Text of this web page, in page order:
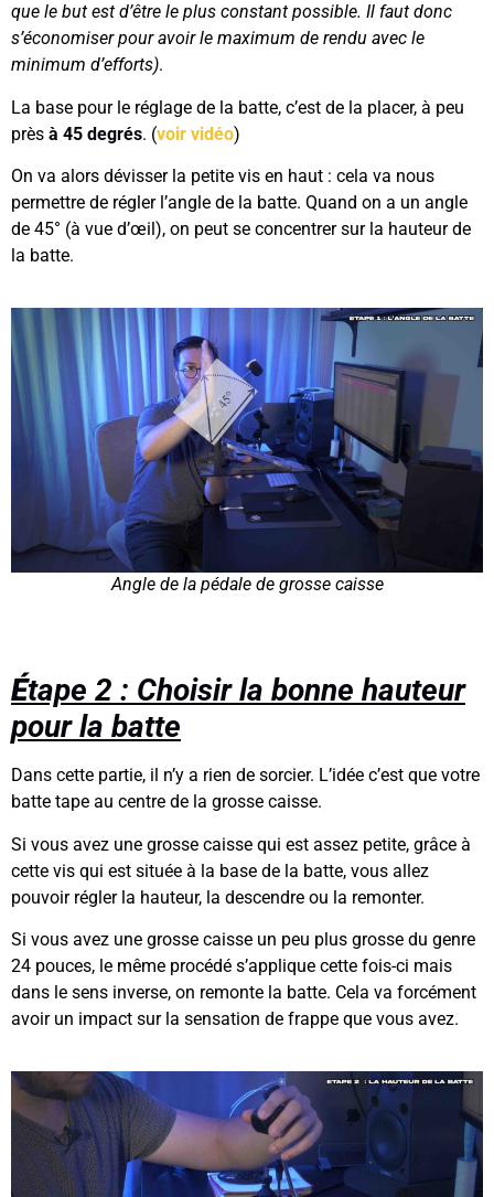
que le but est d’être le plus constant possible. Il faut donc
s’économiser pour avoir le maximum de rendu avec le
minimum d’efforts).
La base pour le réglage de la batte, c’est de la placer, à peu
près à 45 degrés. (voir vidéo)
On va alors dévisser la petite vis en haut : cela va nous
permettre de régler l’angle de la batte. Quand on a un angle
de 45° (à vue d’œil), on peut se concentrer sur la hauteur de
la batte.
Angle de la pédale de grosse caisse
Étape 2 : Choisir la bonne hauteur
pour la batte
Dans cette partie, il n’y a rien de sorcier. L’idée c’est que votre
batte tape au centre de la grosse caisse.
Si vous avez une grosse caisse qui est assez petite, grâce à
cette vis qui est située à la base de la batte, vous allez
pouvoir régler la hauteur, la descendre ou la remonter.
Si vous avez une grosse caisse un peu plus grosse du genre
24 pouces, le même procédé s’applique cette fois-ci mais
dans le sens inverse, on remonte la batte. Cela va forcément
avoir un impact sur la sensation de frappe que vous avez.